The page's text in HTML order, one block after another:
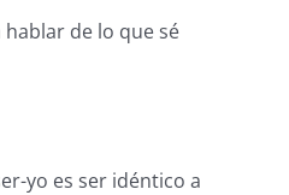
de lo que sé
yo es ser idéntico a